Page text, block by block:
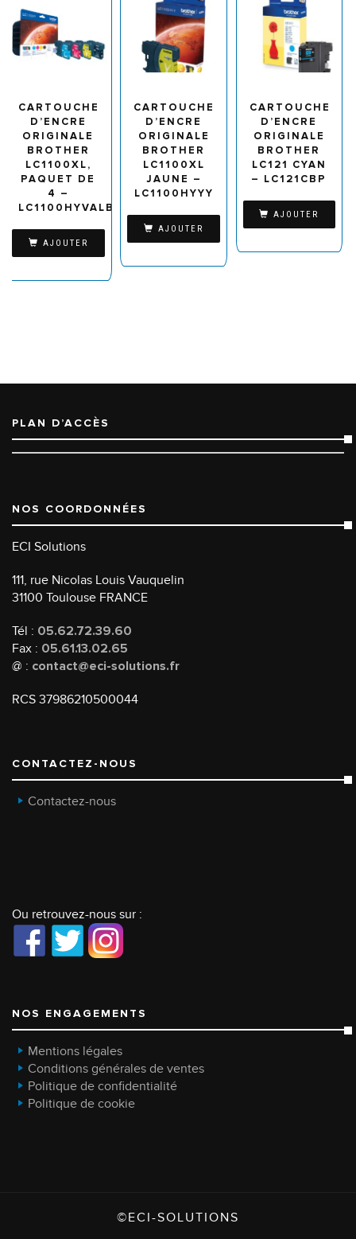
CARTOUCHE
D’ENCRE
ORIGINALE
BROTHER
LC1100XL,
PAQUET DE
4 –
LC1100HYVALBP
AJOUTER
CARTOUCHE
D’ENCRE
ORIGINALE
BROTHER
LC1100XL
JAUNE –
LC1100HYYY
AJOUTER
CARTOUCHE
D’ENCRE
ORIGINALE
BROTHER
LC121 CYAN
– LC121CBP
AJOUTER
PLAN D’ACCÈS
NOS COORDONNÉES
ECI Solutions
111, rue Nicolas Louis Vauquelin
31100 Toulouse FRANCE
Tél : 05.62.72.39.60
Fax : 05.61.13.02.65
@ : contact@eci-solutions.fr
RCS 37986210500044
CONTACTEZ-NOUS
Contactez-nous
Ou retrouvez-nous sur :
NOS ENGAGEMENTS
Mentions légales
Conditions générales de ventes
Politique de confidentialité
Politique de cookie
©ECI-SOLUTIONS